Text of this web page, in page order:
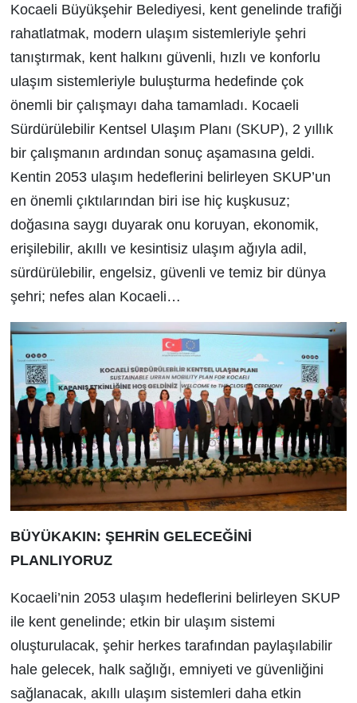
Kocaeli Büyükşehir Belediyesi, kent genelinde trafiği
rahatlatmak, modern ulaşım sistemleriyle şehri
tanıştırmak, kent halkını güvenli, hızlı ve konforlu
ulaşım sistemleriyle buluşturma hedefinde çok
önemli bir çalışmayı daha tamamladı. Kocaeli
Sürdürülebilir Kentsel Ulaşım Planı (SKUP), 2 yıllık
bir çalışmanın ardından sonuç aşamasına geldi.
Kentin 2053 ulaşım hedeflerini belirleyen SKUP’un
en önemli çıktılarından biri ise hiç kuşkusuz;
doğasına saygı duyarak onu koruyan, ekonomik,
erişilebilir, akıllı ve kesintisiz ulaşım ağıyla adil,
sürdürülebilir, engelsiz, güvenli ve temiz bir dünya
şehri; nefes alan Kocaeli…
BÜYÜKAKIN: ŞEHRİN GELECEĞİNİ
PLANLIYORUZ
Kocaeli’nin 2053 ulaşım hedeflerini belirleyen SKUP
ile kent genelinde; etkin bir ulaşım sistemi
oluşturulacak, şehir herkes tarafından paylaşılabilir
hale gelecek, halk sağlığı, emniyeti ve güvenliğini
sağlanacak, akıllı ulaşım sistemleri daha etkin